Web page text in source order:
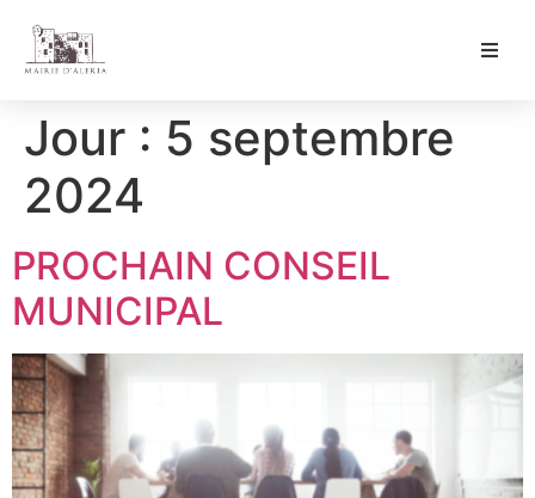
Jour : 5 septembre
2024
PROCHAIN CONSEIL
MUNICIPAL